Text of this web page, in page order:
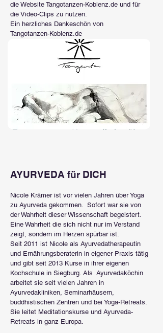
die Website Tangotanzen-Koblenz.de und für
die Video-Clips zu nutzen.
Ein herzliches Dankeschön von
Tangotanzen-Koblenz.de
AYURVEDA für DICH
Nicole Krämer ist vor vielen Jahren über Yoga
zu Ayurveda gekommen. Sofort war sie von
der Wahrheit dieser Wissenschaft begeistert.
Eine Wahrheit die sich nicht nur im Verstand
zeigt, sondern im Herzen spürbar ist.
Seit 2011 ist Nicole als Ayurvedatherapeutin
und Ernährungsberaterin in eigener Praxis tätig
und gibt seit 2013 Kurse in ihrer eigenen
Kochschule in Siegburg. Als Ayurvedaköchin
arbeitet sie seit vielen Jahren in
Ayurvedakliniken, Seminarhäusern,
buddhistischen Zentren und bei Yoga-Retreats.
Sie leitet Meditationskurse und Ayurveda-
Retreats in ganz Europa.